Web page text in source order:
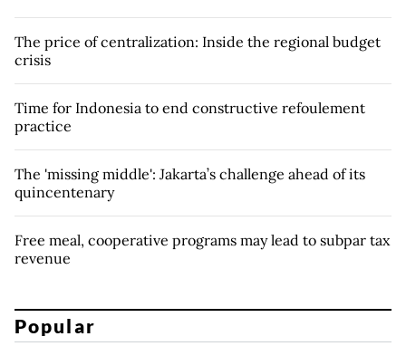
The price of centralization: Inside the regional budget
crisis
Time for Indonesia to end constructive refoulement
practice
The 'missing middle': Jakarta’s challenge ahead of its
quincentenary
Free meal, cooperative programs may lead to subpar tax
revenue
Popular